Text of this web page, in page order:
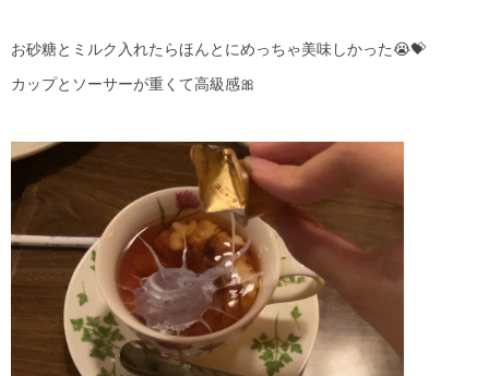
お砂糖とミルク入れたらほんとにめっちゃ美味しかった😭💝
カップとソーサーが重くて高級感🎀